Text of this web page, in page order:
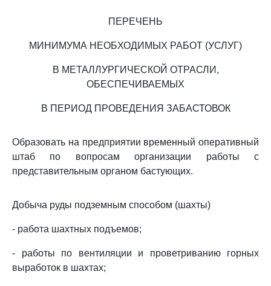
ПЕРЕЧЕНЬ
МИНИМУМА НЕОБХОДИМЫХ РАБОТ (УСЛУГ)
В МЕТАЛЛУРГИЧЕСКОЙ ОТРАСЛИ,
ОБЕСПЕЧИВАЕМЫХ
В ПЕРИОД ПРОВЕДЕНИЯ ЗАБАСТОВОК
Образовать на предприятии временный оперативный
штаб по вопросам организации работы с
представительным органом бастующих.
Добыча руды подземным способом (шахты)
- работа шахтных подъемов;
- работы по вентиляции и проветриванию горных
выработок в шахтах;